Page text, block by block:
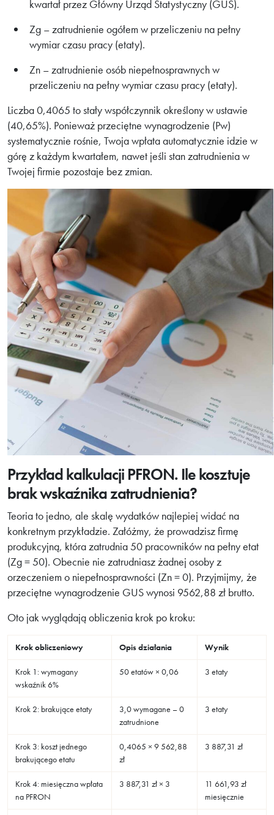
kwartał przez Główny Urząd Statystyczny (GUS).
Zg – zatrudnienie ogółem w przeliczeniu na pełny
wymiar czasu pracy (etaty).
Zn – zatrudnienie osób niepełnosprawnych w
przeliczeniu na pełny wymiar czasu pracy (etaty).
Liczba 0,4065 to stały współczynnik określony w ustawie
(40,65%). Ponieważ przeciętne wynagrodzenie (Pw)
systematycznie rośnie, Twoja wpłata automatycznie idzie w
górę z każdym kwartałem, nawet jeśli stan zatrudnienia w
Twojej firmie pozostaje bez zmian.
Przykład kalkulacji PFRON. Ile kosztuje
brak wskaźnika zatrudnienia?
Teoria to jedno, ale skalę wydatków najlepiej widać na
konkretnym przykładzie. Załóżmy, że prowadzisz firmę
produkcyjną, która zatrudnia 50 pracowników na pełny etat
(Zg = 50). Obecnie nie zatrudniasz żadnej osoby z
orzeczeniem o niepełnosprawności (Zn = 0). Przyjmijmy, że
przeciętne wynagrodzenie GUS wynosi 9562,88 zł brutto.
Oto jak wyglądają obliczenia krok po kroku:
Krok obliczeniowy Opis działania Wynik
Krok 1: wymagany
wskaźnik 6%
50 etatów × 0,06 3 etaty
Krok 2: brakujące etaty
3,0 wymagane – 0
zatrudnione
3 etaty
Krok 3: koszt jednego
brakującego etatu
0,4065 × 9 562,88
zł
3 887,31 zł
Krok 4: miesięczna wpłata
na PFRON
3 887,31 zł × 3
11 661,93 zł
miesięcznie